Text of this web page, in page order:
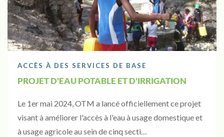
ACCÈS À DES SERVICES DE BASE
PROJET D'EAU POTABLE ET D'IRRIGATION
Le 1er mai 2024, OTM a lancé officiellement ce projet
visant à améliorer l'accès à l'eau à usage domestique et
à usage agricole au sein de cinq secti…